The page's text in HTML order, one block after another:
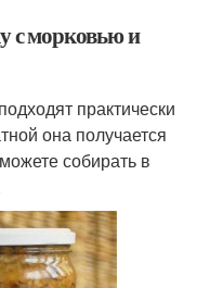
с морковью и
практически
она получается
собирать в